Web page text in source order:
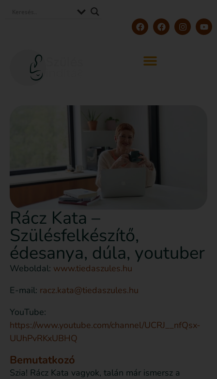
Rácz Kata –
Szülésfelkészítő,
édesanya, dúla, youtuber
Weboldal: www.tiedaszules.hu
E-mail: racz.kata@tiedaszules.hu
YouTube:
https://www.youtube.com/channel/UCRJ__nfQsx-
UUhPvRKxUBHQ
Bemutatkozó
Szia! Rácz Kata vagyok, talán már ismersz a